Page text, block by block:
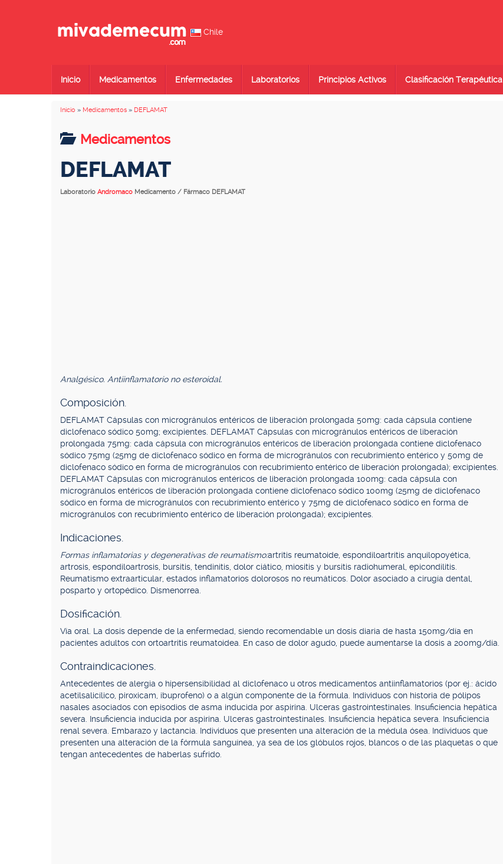
Chile
Inicio Medicamentos Enfermedades Laboratorios Principios Activos Clasificación Terapéutica
Inicio » Medicamentos » DEFLAMAT
Medicamentos
DEFLAMAT
Laboratorio Andromaco Medicamento / Fármaco DEFLAMAT
Analgésico. Antiinflamatorio no esteroidal.
Composición.
DEFLAMAT Cápsulas con microgránulos entéricos de liberación prolongada 50mg: cada cápsula contiene
diclofenaco sódico 50mg; excipientes. DEFLAMAT Cápsulas con microgránulos entéricos de liberación
prolongada 75mg: cada cápsula con microgránulos entéricos de liberación prolongada contiene diclofenaco
sódico 75mg (25mg de diclofenaco sódico en forma de microgránulos con recubrimiento entérico y 50mg de
diclofenaco sódico en forma de microgránulos con recubrimiento entérico de liberación prolongada); excipientes.
DEFLAMAT Cápsulas con microgránulos entéricos de liberación prolongada 100mg: cada cápsula con
microgránulos entéricos de liberación prolongada contiene diclofenaco sódico 100mg (25mg de diclofenaco
sódico en forma de microgránulos con recubrimiento entérico y 75mg de diclofenaco sódico en forma de
microgránulos con recubrimiento entérico de liberación prolongada); excipientes.
Indicaciones.
Formas inflamatorias y degenerativas de reumatismo:artritis reumatoide, espondiloartritis anquilopoyética,
artrosis, espondiloartrosis, bursitis, tendinitis, dolor ciático, miositis y bursitis radiohumeral, epicondilitis.
Reumatismo extraarticular, estados inflamatorios dolorosos no reumáticos. Dolor asociado a cirugía dental,
posparto y ortopédico. Dismenorrea.
Dosificación.
Vía oral. La dosis depende de la enfermedad, siendo recomendable un dosis diaria de hasta 150mg/día en
pacientes adultos con ortoartritis reumatoidea. En caso de dolor agudo, puede aumentarse la dosis a 200mg/día.
Contraindicaciones.
Antecedentes de alergia o hipersensibilidad al diclofenaco u otros medicamentos antiinflamatorios (por ej.: ácido
acetilsalicílico, piroxicam, ibuprofeno) o a algún componente de la fórmula. Individuos con historia de pólipos
nasales asociados con episodios de asma inducida por aspirina. Ulceras gastrointestinales. Insuficiencia hepática
severa. Insuficiencia inducida por aspirina. Ulceras gastrointestinales. Insuficiencia hepática severa. Insuficiencia
renal severa. Embarazo y lactancia. Individuos que presenten una alteración de la médula ósea. Individuos que
presenten una alteración de la fórmula sanguínea, ya sea de los glóbulos rojos, blancos o de las plaquetas o que
tengan antecedentes de haberlas sufrido.